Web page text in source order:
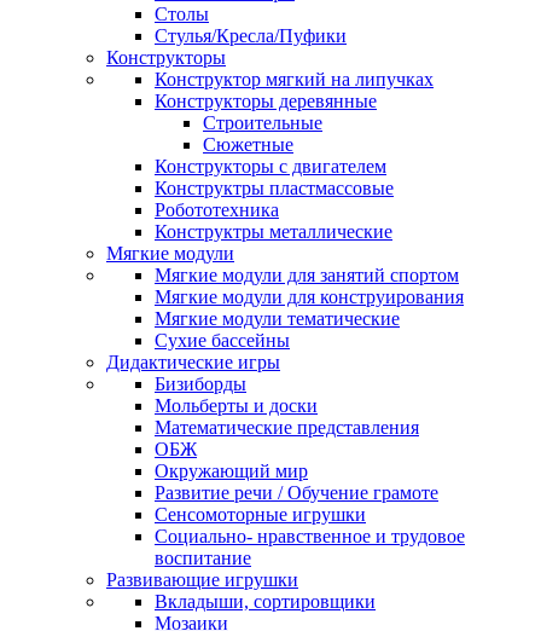
Столы
Стулья/Кресла/Пуфики
Конструкторы
Конструктор мягкий на липучках
Конструкторы деревянные
Строительные
Сюжетные
Конструкторы с двигателем
Конструктры пластмассовые
Робототехника
Конструктры металлические
Мягкие модули
Мягкие модули для занятий спортом
Мягкие модули для конструирования
Мягкие модули тематические
Сухие бассейны
Дидактические игры
Бизиборды
Мольберты и доски
Математические представления
ОБЖ
Окружающий мир
Развитие речи / Обучение грамоте
Сенсомоторные игрушки
Социально- нравственное и трудовое
воспитание
Развивающие игрушки
Вкладыши, сортировщики
Мозаики